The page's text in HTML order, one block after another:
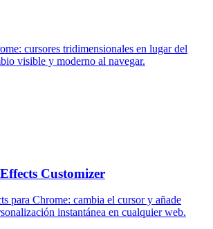
cursores tridimensionales en lugar del
visible y moderno al navegar.
Customizer
para Chrome: cambia el cursor y añade
instantánea en cualquier web.